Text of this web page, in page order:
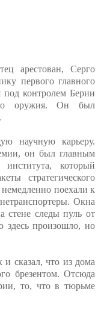
арестован, Серго
первого главного
под контролем Берии
оружия. Он был
научную карьеру.
он был главным
института, который
стратегического
поехали к
Окна
стене следы пуль от
здесь произошло, но
сказал, что из дома
брезентом. Отсюда
то, что в тюрьме